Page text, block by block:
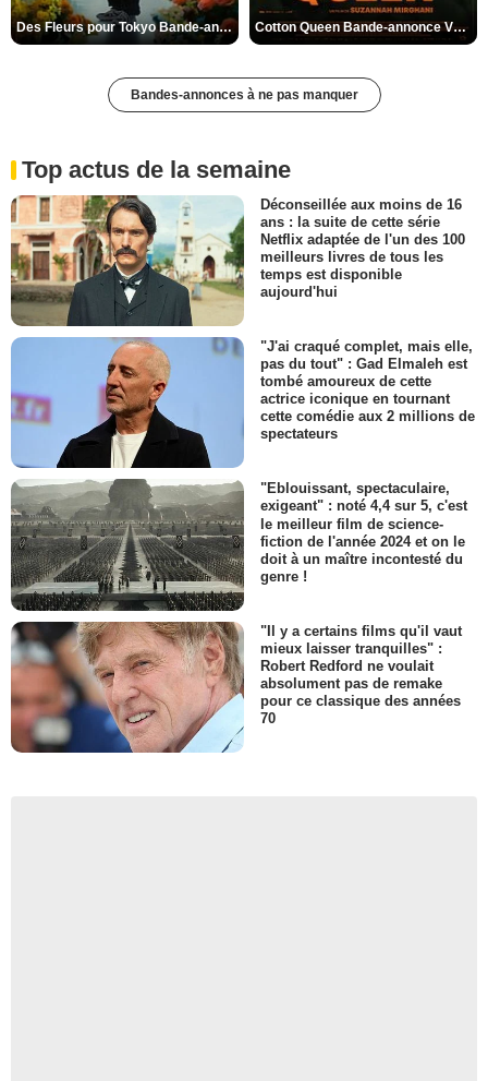
Des Fleurs pour Tokyo Bande-annonce VO STFR Cotton Queen Bande-annonce VO STFR
Bandes-annonces à ne pas manquer
Top actus de la semaine
Déconseillée aux moins de 16
ans : la suite de cette série
Netflix adaptée de l'un des 100
meilleurs livres de tous les
temps est disponible
aujourd'hui
"J'ai craqué complet, mais elle,
pas du tout" : Gad Elmaleh est
tombé amoureux de cette
actrice iconique en tournant
cette comédie aux 2 millions de
spectateurs
"Eblouissant, spectaculaire,
exigeant" : noté 4,4 sur 5, c'est
le meilleur film de science-
fiction de l'année 2024 et on le
doit à un maître incontesté du
genre !
"Il y a certains films qu'il vaut
mieux laisser tranquilles" :
Robert Redford ne voulait
absolument pas de remake
pour ce classique des années
70